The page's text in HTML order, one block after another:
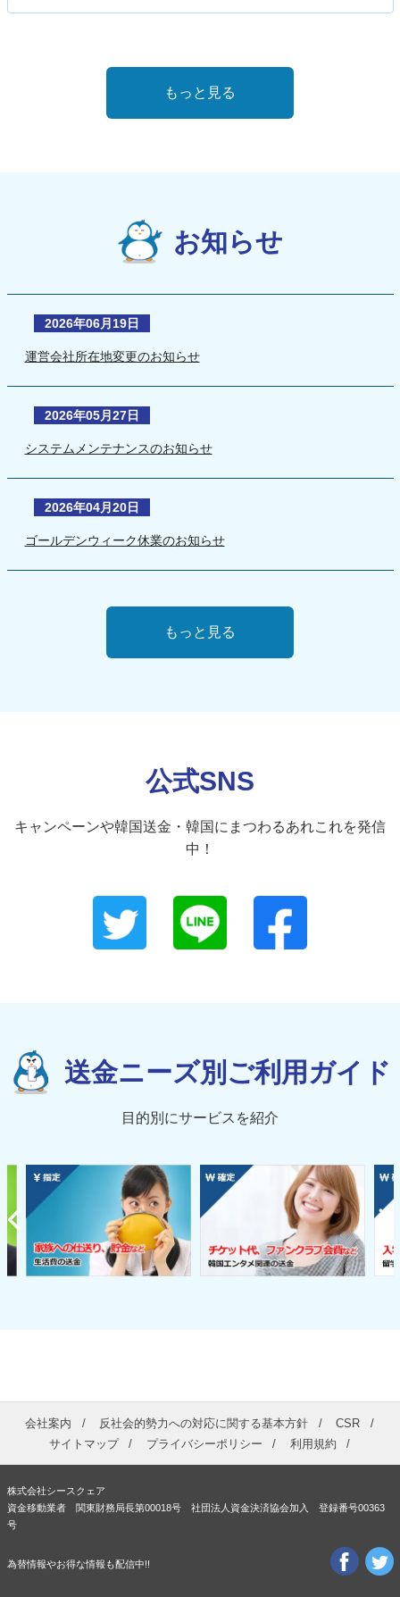
もっと見る
お知らせ
2026年06月19日
運営会社所在地変更のお知らせ
2026年05月27日
システムメンテナンスのお知らせ
2026年04月20日
ゴールデンウィーク休業のお知らせ
もっと見る
公式SNS
キャンペーンや韓国送金・韓国にまつわるあれこれを発信
中！
送金ニーズ別ご利用ガイド
目的別にサービスを紹介
会社案内 反社会的勢力への対応に関する基本方針
CSR
サイトマップ
プライバシーポリシー 利用規約
株式会社シースクェア
資金移動業者 関東財務局長第00018号 社団法人資金決済協会加入 登録番号00363
号
為替情報やお得な情報も配信中!!